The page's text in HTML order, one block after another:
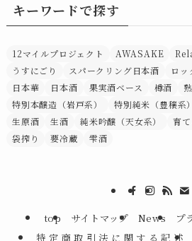
キーワードで探す
12マイルプロジェクト AWASAKE
うすにごり
スパークリング日本酒 ロッ
日本華
日本酒 果実酒ベース 樽酒
特別本醸造（岩戸系）
特別純米（豊穣系）
生原酒
生酒 純米吟醸（天女系） 育
袋搾り
要冷蔵 雫酒
top サイトマップ News
プ
特 定 商 取 引 法 に 関 す る 記 述